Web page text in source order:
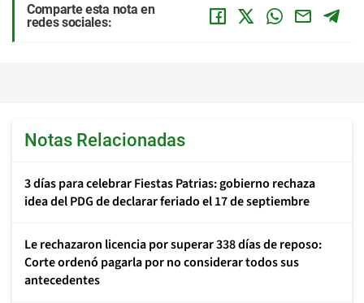
Comparte esta nota en
redes sociales:
Notas Relacionadas
3 días para celebrar Fiestas Patrias: gobierno rechaza
idea del PDG de declarar feriado el 17 de septiembre
Le rechazaron licencia por superar 338 días de reposo:
Corte ordenó pagarla por no considerar todos sus
antecedentes